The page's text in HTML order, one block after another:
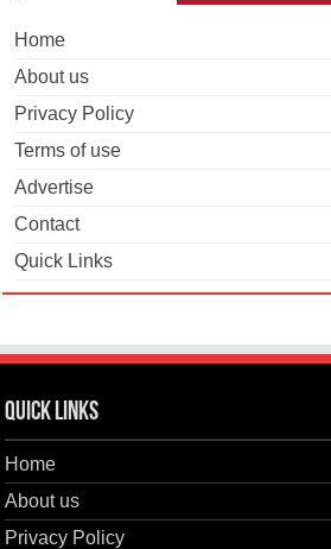
Home
About us
Privacy Policy
Terms of use
Advertise
Contact
Quick Links
Quick Links
Home
About us
Privacy Policy